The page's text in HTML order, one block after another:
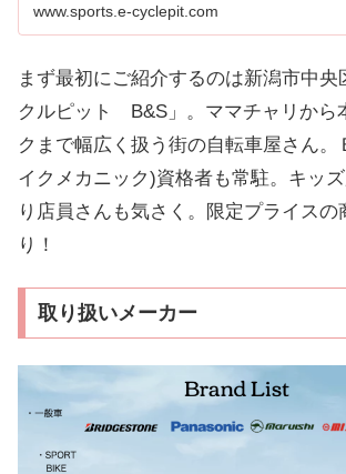
www.sports.e-cyclepit.com
まず最初にご紹介するのは新潟市中央
クルピット B&S」。ママチャリから
クまで幅広く扱う街の自転車屋さん。
イクメカニック)資格者も常駐。キッ
り店員さんも気さく。限定プライスの
り！
取り扱いメーカー